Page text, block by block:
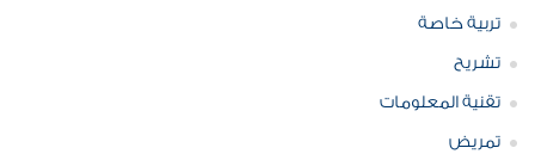
تربية خاصة
تشريح
تقنية المعلومات
تمريض